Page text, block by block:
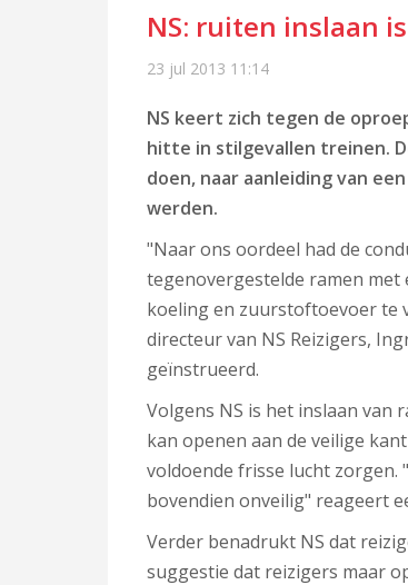
NS: ruiten inslaan
23 jul 2013 11:14
NS keert zich tegen de
hitte in stilgevallen treinen.
doen, naar aanleiding van
werden.
"Naar ons oordeel had de
tegenovergestelde ramen
koeling en zuurstoftoevoer te
directeur van NS Reizigers,
geïnstrueerd.
Volgens NS is het inslaan van
kan openen aan de veilige
voldoende frisse lucht zorgen.
bovendien onveilig" reageert
Verder benadrukt NS dat
suggestie dat reizigers maar